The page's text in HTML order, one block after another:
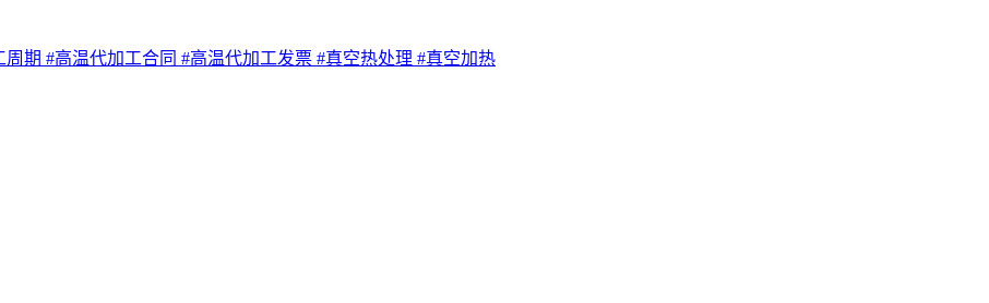
周期 #高温代加工合同 #高温代加工发票 #真空热处理 #真空加热